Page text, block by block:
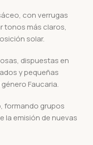
con verrugas
tonos más claros,
solar.
dispuestas en
y pequeñas
Faucaria.
formando grupos
la emisión de nuevas